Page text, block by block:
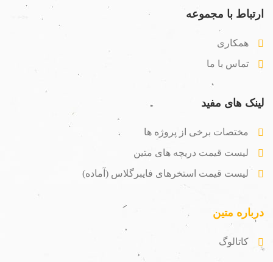
ارتباط با مجموعه
همکاری
تماس با ما
لینک های مفید
مختصات برخی از پروژه ها
لیست قیمت دریچه های متین
لیست قیمت استخرهای فایبرگلاس (آماده)
درباره متین
کاتالوگ